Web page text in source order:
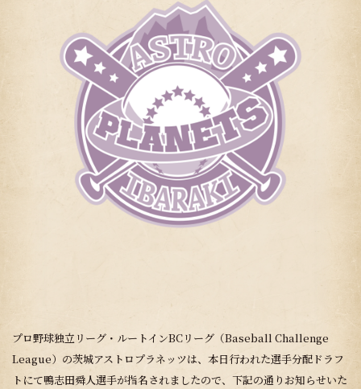
プロ野球独立リーグ・ルートインBCリーグ（Baseball Challenge
League）の茨城アストロプラネッツは、本日行われた選手分配ドラフ
トにて鴨志田舜人選手が指名されましたので、下記の通りお知らせいた